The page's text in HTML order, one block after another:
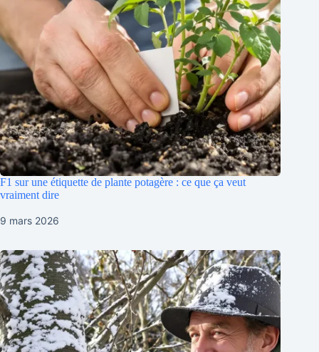
F1 sur une étiquette de plante potagère : ce que ça veut
vraiment dire
9 mars 2026